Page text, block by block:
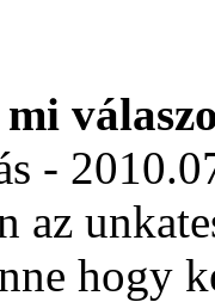
mi
-
az
hogy